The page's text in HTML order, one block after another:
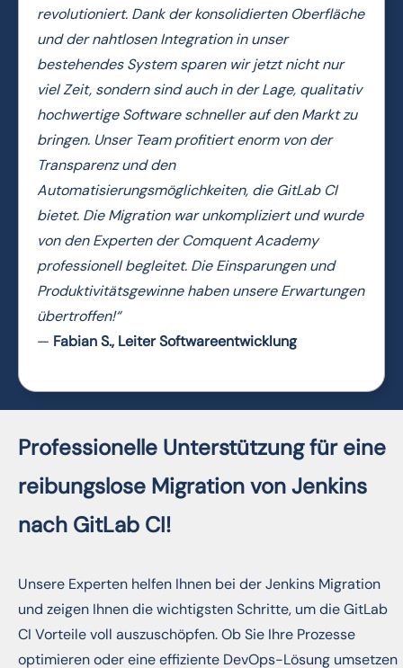
revolutioniert. Dank der konsolidierten Oberfläche
und der nahtlosen Integration in unser
bestehendes System sparen wir jetzt nicht nur
viel Zeit, sondern sind auch in der Lage, qualitativ
hochwertige Software schneller auf den Markt zu
bringen. Unser Team profitiert enorm von der
Transparenz und den
Automatisierungsmöglichkeiten, die GitLab CI
bietet. Die Migration war unkompliziert und wurde
von den Experten der Comquent Academy
professionell begleitet. Die Einsparungen und
Produktivitätsgewinne haben unsere Erwartungen
übertroffen!“
— Fabian S., Leiter Softwareentwicklung
Professionelle Unterstützung für eine
reibungslose Migration von Jenkins
nach GitLab CI!
Unsere Experten helfen Ihnen bei der Jenkins Migration
und zeigen Ihnen die wichtigsten Schritte, um die GitLab
CI Vorteile voll auszuschöpfen. Ob Sie Ihre Prozesse
optimieren oder eine effiziente DevOps-Lösung umsetzen